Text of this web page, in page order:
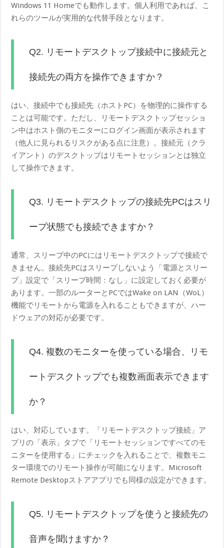
Windows 11 Homeでも動作します。個人利用であれば、こ
れらのツールが実用的な代替手段となります。
Q2. リモートデスクトップ接続中に接続元と
接続先の両方を操作できますか？
はい、接続中でも接続先（ホストPC）を物理的に操作する
ことは可能です。ただし、リモートデスクトップセッショ
ン中はホスト側のモニターにログイン画面が表示されます
（他人に見られるリスクがある点に注意）。接続元（クラ
イアント）のデスクトップはリモートセッションとは独立
して操作できます。
Q3. リモートデスクトップの接続先PCはスリ
ープ状態でも接続できますか？
通常、スリープ中のPCにはリモートデスクトップで接続で
きません。接続先PCはスリープしないよう「電源とスリー
プ」設定で「スリープ時間：なし」に設定しておく必要が
あります。一部のルーターとPCではWake on LAN（WoL）
機能でリモートから電源を入れることもできますが、ハー
ドウェアの対応が必要です。
Q4. 複数のモニターを使っている場合、リモ
ートデスクトップでも複数画面表示できます
か？
はい、対応しています。「リモートデスクトップ接続」ア
プリの「表示」タブで「リモートセッションですべてのモ
ニターを使用する」にチェックを入れることで、複数モニ
ター環境でのリモート操作が可能になります。Microsoft
Remote Desktopストアアプリでも同様の設定ができます。
Q5. リモートデスクトップを使うと接続先の
音声を聞けますか？